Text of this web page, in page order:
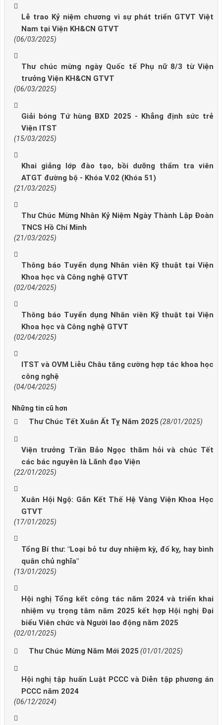
Lễ trao Kỷ niệm chương vì sự phát triển GTVT Việt
Nam tại Viện KH&CN GTVT
(06/03/2025)
Thư chúc mừng ngày Quốc tế Phụ nữ 8/3 từ Viện
trưởng Viện KH&CN GTVT
(06/03/2025)
Giải bóng Tứ hùng BXD 2025 - Khẳng định sức trẻ
Viện ITST
(15/03/2025)
Khai giảng lớp đào tạo, bồi dưỡng thẩm tra viên
ATGT đường bộ - Khóa V.02 (Khóa 51)
(21/03/2025)
Thư Chúc Mừng Nhân Kỷ Niệm Ngày Thành Lập Đoàn
TNCS Hồ Chí Minh
(21/03/2025)
Thông báo Tuyển dụng Nhân viên Kỹ thuật tại Viện
Khoa học và Công nghệ GTVT
(02/04/2025)
Thông báo Tuyển dụng Nhân viên Kỹ thuật tại Viện
Khoa học và Công nghệ GTVT
(02/04/2025)
ITST và OVM Liễu Châu tăng cường hợp tác khoa học
công nghệ
(04/04/2025)
Những tin cũ hơn
Thư Chúc Tết Xuân Ất Tỵ Năm 2025 (28/01/2025)
Viện trưởng Trần Bảo Ngọc thăm hỏi và chúc Tết
các bác nguyên là Lãnh đạo Viện
(22/01/2025)
Xuân Hội Ngộ: Gắn Kết Thế Hệ Vàng Viện Khoa Học
GTVT
(17/01/2025)
Tổng Bí thư: "Loại bỏ tư duy nhiệm kỳ, đố kỵ, hay bình
quân chủ nghĩa"
(13/01/2025)
Hội nghị Tổng kết công tác năm 2024 và triển khai
nhiệm vụ trọng tâm năm 2025 kết hợp Hội nghị Đại
biểu Viên chức và Người lao động năm 2025
(02/01/2025)
Thư Chúc Mừng Năm Mới 2025 (01/01/2025)
Hội nghị tập huấn Luật PCCC và Diễn tập phương án
PCCC năm 2024
(06/12/2024)